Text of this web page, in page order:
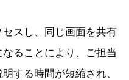
スし、同じ画面を共有
ることにより、ご担当
する時間が短縮され、